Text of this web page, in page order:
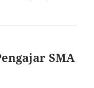
SMA